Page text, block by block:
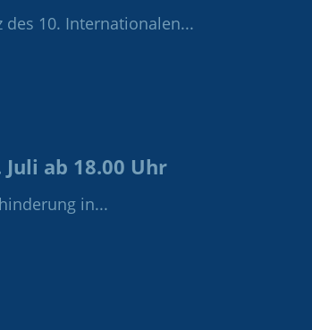
10. Internationalen...
ab 18.00 Uhr
in...